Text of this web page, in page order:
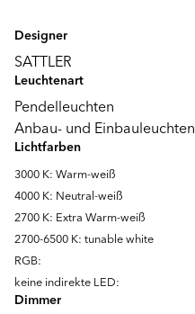
Designer
SATTLER
Leuchtenart
Pendelleuchten
Anbau- und Einbauleuchten
Lichtfarben
3000 K: Warm-weiß
4000 K: Neutral-weiß
2700 K: Extra Warm-weiß
2700-6500 K: tunable white
RGB:
keine indirekte LED:
Dimmer